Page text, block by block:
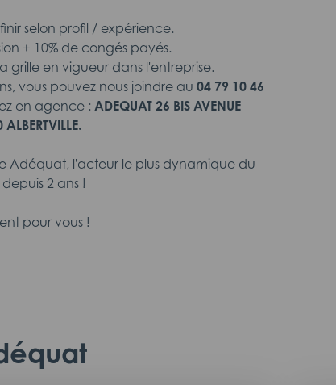
selon profil / expérience.
+ 10% de congés payés.
grille en vigueur dans l'entreprise.
vous pouvez nous joindre au 04 79 10 46
en agence : ADEQUAT 26 BIS AVENUE
Adéquat, l'acteur le plus dynamique du
2 ans !
pour vous !